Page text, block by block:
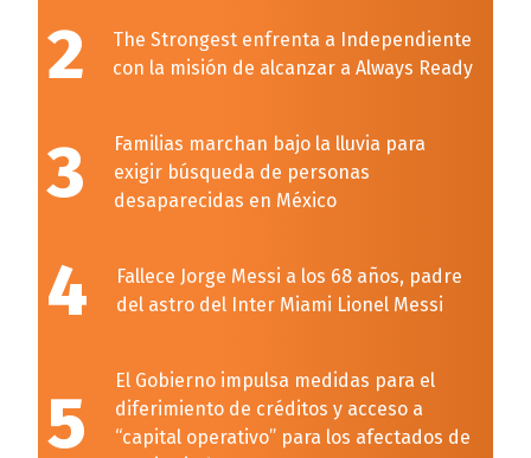
2
The Strongest enfrenta a Independiente
con la misión de alcanzar a Always Ready
3
Familias marchan bajo la lluvia para
exigir búsqueda de personas
desaparecidas en México
4
Fallece Jorge Messi a los 68 años, padre
del astro del Inter Miami Lionel Messi
5
El Gobierno impulsa medidas para el
diferimiento de créditos y acceso a
“capital operativo” para los afectados de